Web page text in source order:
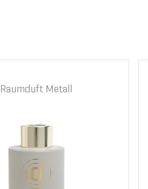
Raumduft Metall